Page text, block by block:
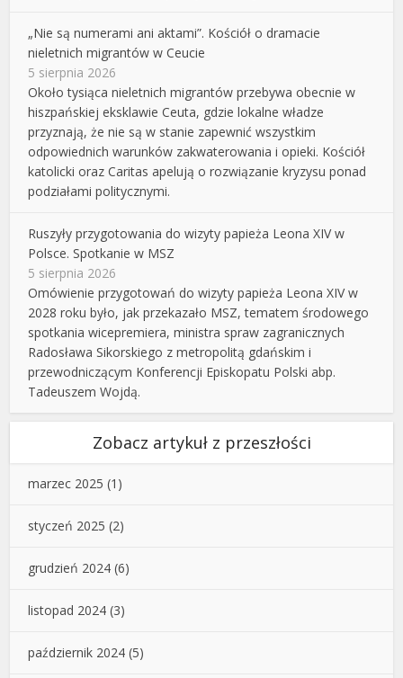
„Nie są numerami ani aktami”. Kościół o dramacie
nieletnich migrantów w Ceucie
5 sierpnia 2026
Około tysiąca nieletnich migrantów przebywa obecnie w
hiszpańskiej eksklawie Ceuta, gdzie lokalne władze
przyznają, że nie są w stanie zapewnić wszystkim
odpowiednich warunków zakwaterowania i opieki. Kościół
katolicki oraz Caritas apelują o rozwiązanie kryzysu ponad
podziałami politycznymi.
Ruszyły przygotowania do wizyty papieża Leona XIV w
Polsce. Spotkanie w MSZ
5 sierpnia 2026
Omówienie przygotowań do wizyty papieża Leona XIV w
2028 roku było, jak przekazało MSZ, tematem środowego
spotkania wicepremiera, ministra spraw zagranicznych
Radosława Sikorskiego z metropolitą gdańskim i
przewodniczącym Konferencji Episkopatu Polski abp.
Tadeuszem Wojdą.
Zobacz artykuł z przeszłości
marzec 2025 (1)
styczeń 2025 (2)
grudzień 2024 (6)
listopad 2024 (3)
październik 2024 (5)